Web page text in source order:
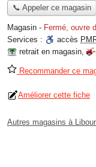
📞 Appeler ce magasin
Magasin - Fermé, ouvre
Services :
accès
retrait en magasin,
Recommander ce
Améliorer cette fiche
Autres magasins à